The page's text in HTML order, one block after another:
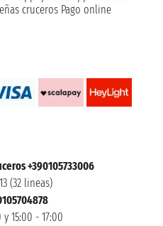
cruceros Pago online
+390105733006
(32 lineas)
15:00 - 17:00